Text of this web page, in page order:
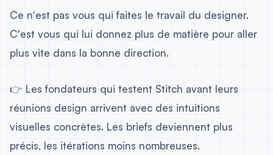
Ce n'est pas vous qui faites le travail du designer.
C'est vous qui lui donnez plus de matière pour aller
plus vite dans la bonne direction.
👉 Les fondateurs qui testent Stitch avant leurs
réunions design arrivent avec des intuitions
visuelles concrètes. Les briefs deviennent plus
précis, les itérations moins nombreuses.